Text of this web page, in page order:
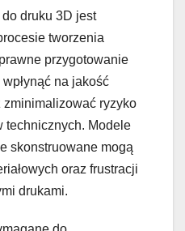
druku 3D jest
tworzenia
przygotowanie
na jakość
ryzyko
technicznych. Modele
skonstruowane mogą
oraz frustracji
drukami.